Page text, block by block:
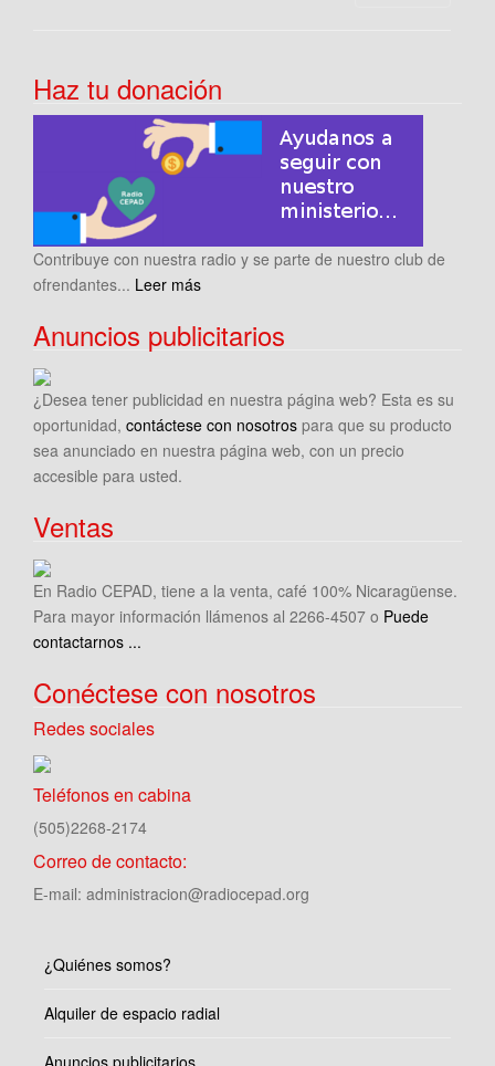
Haz tu donación
Contribuye con nuestra radio y se parte de nuestro club de
ofrendantes... Leer más
Anuncios publicitarios
¿Desea tener publicidad en nuestra página web? Esta es su
oportunidad, contáctese con nosotros para que su producto
sea anunciado en nuestra página web, con un precio
accesible para usted.
Ventas
En Radio CEPAD, tiene a la venta, café 100% Nicaragüense.
Para mayor información llámenos al 2266-4507 o Puede
contactarnos ...
Conéctese con nosotros
Redes sociales
Teléfonos en cabina
(505)2268-2174
Correo de contacto:
E-mail: administracion@radiocepad.org
¿Quiénes somos?
Alquiler de espacio radial